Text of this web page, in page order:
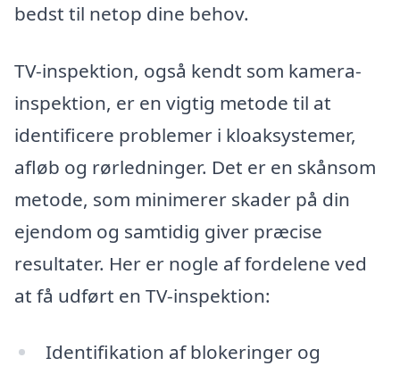
bedst til netop dine behov.
TV-inspektion, også kendt som kamera-
inspektion, er en vigtig metode til at
identificere problemer i kloaksystemer,
afløb og rørledninger. Det er en skånsom
metode, som minimerer skader på din
ejendom og samtidig giver præcise
resultater. Her er nogle af fordelene ved
at få udført en TV-inspektion:
Identifikation af blokeringer og